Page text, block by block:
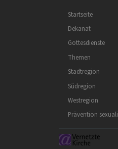
Hauptnavigation
Startseite
Dekanat
Gottesdienste
Themen
Stadtregion
Südregion
Westregion
Prävention